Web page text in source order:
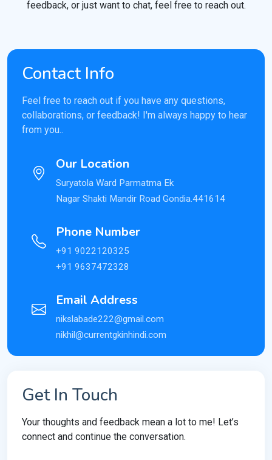
feedback, or just want to chat, feel free to reach out.
Contact Info
Feel free to reach out if you have any questions,
collaborations, or feedback! I'm always happy to hear
from you..
Our Location
Suryatola Ward Parmatma Ek
Nagar Shakti Mandir Road Gondia.441614
Phone Number
+91 9022120325
+91 9637472328
Email Address
nikslabade222@gmail.com
nikhil@currentgkinhindi.com
Get In Touch
Your thoughts and feedback mean a lot to me! Let’s
connect and continue the conversation.